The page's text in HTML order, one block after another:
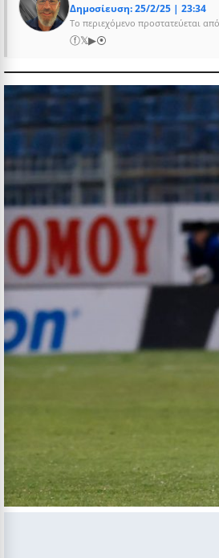
Δημοσίευση: 25/2/25 | 23:34
Το περιεχόμενο προστατεύεται
ⓕ𝕏▶⦿